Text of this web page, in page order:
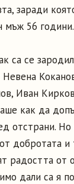
заради
мъж 56 години.
са се
Невена
Иван
как да
отстрани.
добротата и
радостта от
дали са я